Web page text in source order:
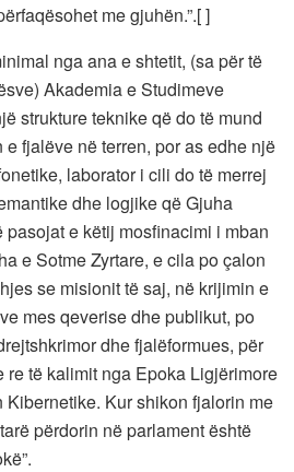
me gjuhën.”.[ ]
nga ana e shtetit, (sa për të
Akademia e Studimeve
strukture teknike që do të mund
fjalëve në terren, por as edhe një
laborator i cili do të merrej
dhe logjike që Gjuha
e këtij mosfinacimi i mban
e Sotme Zyrtare, e cila po çalon
se misionit të saj, në krijimin e
mes qeverise dhe publikut, po
dhe fjalëformues, për
re të kalimit nga Epoka Ligjërimore
Kur shikon fjalorin me
përdorin në parlament është